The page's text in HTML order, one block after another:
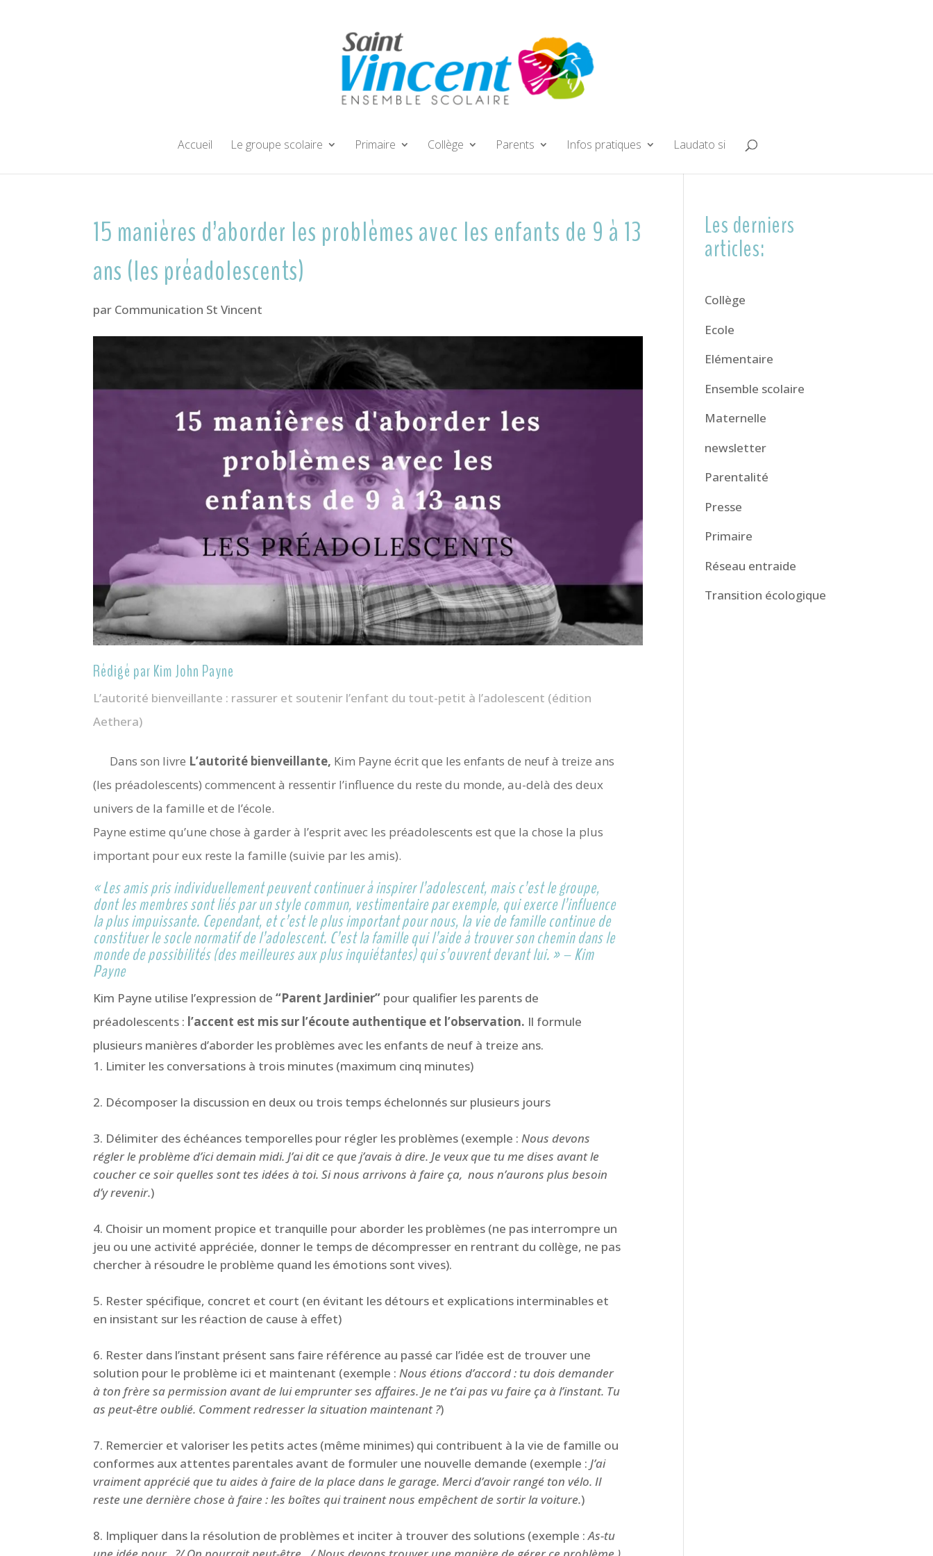
Accueil Le groupe scolaire Primaire Collège Parents Infos pratiques Laudato si
15 manières d’aborder les problèmes avec les enfants de 9 à 13
ans (les préadolescents)
par Communication St Vincent
Rédigé par Kim John Payne
L’autorité bienveillante : rassurer et soutenir l’enfant du tout-petit à l’adolescent (édition
Aethera)
Dans son livre L’autorité bienveillante, Kim Payne écrit que les enfants de neuf à treize ans
(les préadolescents) commencent à ressentir l’influence du reste du monde, au-delà des deux
univers de la famille et de l’école.
Payne estime qu’une chose à garder à l’esprit avec les préadolescents est que la chose la plus
important pour eux reste la famille (suivie par les amis).
« Les amis pris individuellement peuvent continuer à inspirer l’adolescent, mais c’est le groupe,
dont les membres sont liés par un style commun, vestimentaire par exemple, qui exerce l’influence
la plus impuissante. Cependant, et c’est le plus important pour nous, la vie de famille continue de
constituer le socle normatif de l’adolescent. C’est la famille qui l’aide à trouver son chemin dans le
monde de possibilités (des meilleures aux plus inquiétantes) qui s’ouvrent devant lui. » – Kim
Payne
Kim Payne utilise l’expression de“Parent Jardinier” pour qualifier les parents de
préadolescents : l’accent est mis sur l’écoute authentique et l’observation. Il formule
plusieurs manières d’aborder les problèmes avec les enfants de neuf à treize ans.
Limiter les conversations à trois minutes (maximum cinq minutes)
Décomposer la discussion en deux ou trois temps échelonnés sur plusieurs jours
Délimiter des échéances temporelles pour régler les problèmes (exemple :Nous devons
régler le problème d’ici demain midi. J’ai dit ce que j’avais à dire. Je veux que tu me dises avant le
coucher ce soir quelles sont tes idées à toi. Si nous arrivons à faire ça, nous n’aurons plus besoin
d’y revenir.)
Choisir un moment propice et tranquille pour aborder les problèmes (ne pas interrompre un
jeu ou une activité appréciée, donner le temps de décompresser en rentrant du collège, ne pas
chercher à résoudre le problème quand les émotions sont vives).
Rester spécifique, concret et court (en évitant les détours et explications interminables et
en insistant sur les réaction de cause à effet)
Rester dans l’instant présent sans faire référence au passé car l’idée est de trouver une
solution pour le problème ici et maintenant (exemple :Nous étions d’accord : tu dois demander
à ton frère sa permission avant de lui emprunter ses affaires. Je ne t’ai pas vu faire ça à l’instant. Tu
as peut-être oublié. Comment redresser la situation maintenant ?)
Remercier et valoriser les petits actes (même minimes) qui contribuent à la vie de famille ou
conformes aux attentes parentales avant de formuler une nouvelle demande (exemple :J’ai
vraiment apprécié que tu aides à faire de la place dans le garage. Merci d’avoir rangé ton vélo. Il
reste une dernière chose à faire : les boîtes qui trainent nous empêchent de sortir la voiture.)
Impliquer dans la résolution de problèmes et inciter à trouver des solutions (exemple :As-tu
Les derniers
articles:
Collège
Ecole
Elémentaire
Ensemble scolaire
Maternelle
newsletter
Parentalité
Presse
Primaire
Réseau entraide
Transition écologique